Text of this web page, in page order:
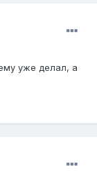
уже делал, а